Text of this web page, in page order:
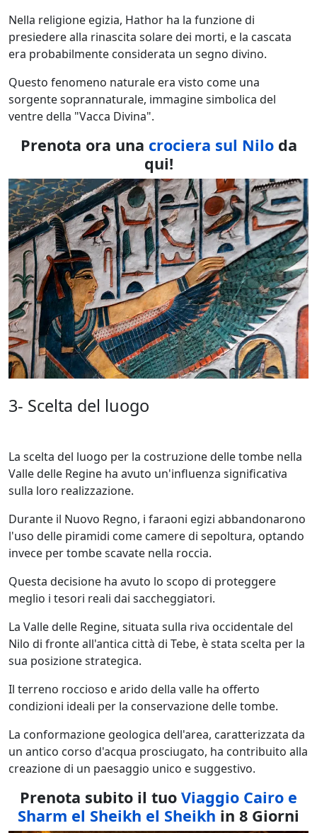
Nella religione egizia, Hathor ha la funzione di
presiedere alla rinascita solare dei morti, e la cascata
era probabilmente considerata un segno divino.
Questo fenomeno naturale era visto come una
sorgente soprannaturale, immagine simbolica del
ventre della "Vacca Divina".
Prenota ora una crociera sul Niloda
qui!
3- Scelta del luogo
La scelta del luogo per la costruzione delle tombe nella
Valle delle Regine ha avuto un'influenza significativa
sulla loro realizzazione.
Durante il Nuovo Regno, i faraoni egizi abbandonarono
l'uso delle piramidi come camere di sepoltura, optando
invece per tombe scavate nella roccia.
Questa decisione ha avuto lo scopo di proteggere
meglio i tesori reali dai saccheggiatori.
La Valle delle Regine, situata sulla riva occidentale del
Nilo di fronte all'antica città di Tebe, è stata scelta per la
sua posizione strategica.
Il terreno roccioso e arido della valle ha offerto
condizioni ideali per la conservazione delle tombe.
La conformazione geologica dell'area, caratterizzata da
un antico corso d'acqua prosciugato, ha contribuito alla
creazione di un paesaggio unico e suggestivo.
Prenota subito il tuo Viaggio Cairo e
Sharm el Sheikh el Sheikh in 8 Giorni